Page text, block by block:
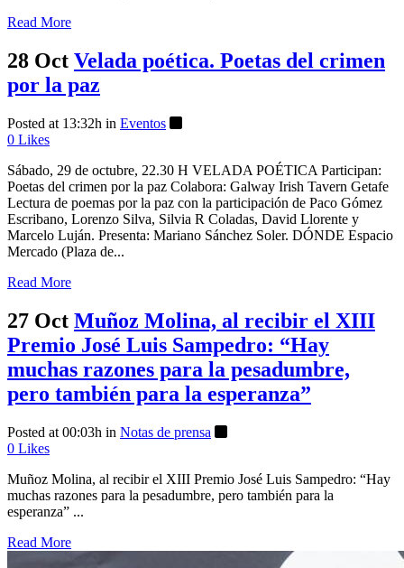
Read More
28 Oct Velada poética. Poetas del crimen
por la paz
Posted at 13:32h in Eventos
0 Likes
Sábado, 29 de octubre, 22.30 H VELADA POÉTICA Participan:
Poetas del crimen por la paz Colabora: Galway Irish Tavern Getafe
Lectura de poemas por la paz con la participación de Paco Gómez
Escribano, Lorenzo Silva, Silvia R Coladas, David Llorente y
Marcelo Luján. Presenta: Mariano Sánchez Soler. DÓNDE Espacio
Mercado (Plaza de...
Read More
27 Oct Muñoz Molina, al recibir el XIII
Premio José Luis Sampedro: “Hay
muchas razones para la pesadumbre,
pero también para la esperanza”
Posted at 00:03h in Notas de prensa
0 Likes
Muñoz Molina, al recibir el XIII Premio José Luis Sampedro: “Hay
muchas razones para la pesadumbre, pero también para la
esperanza” ...
Read More